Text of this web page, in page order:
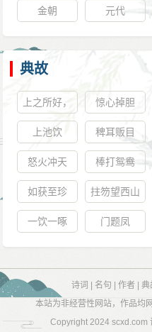
金朝 元代
典故
上之所好，
下必有甚者
惊心掉胆
上池饮 稗耳贩目
怒火冲天 棒打鸳鸯
如获至珍 拄笏望西山
一饮一啄 门题凤
诗词 名句 作者 典
本站为非经营性网站，作品均
Copyright 2024 scxd.com